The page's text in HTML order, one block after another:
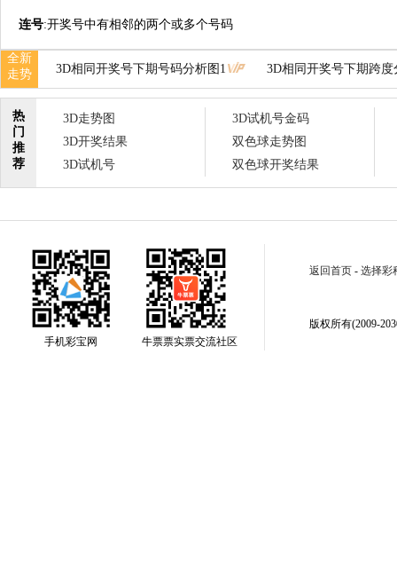
连号:开奖号中有相邻的两个或多个号码
全新
走势
3D相同开奖号下期号码分析图1 3D相同开奖号下期跨度
热
门
推
荐
3D走势图
3D开奖结果
3D试机号
3D试机号金码
双色球走势图
双色球开奖结果
手机彩宝网 牛票票实票交流社区
返回首页 - 选择彩
版权所有(2009-